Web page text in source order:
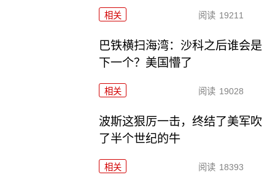
相关 阅读 19211
巴铁横扫海湾：沙科之后谁会是
下一个？美国懵了
相关 阅读 19028
波斯这狠厉一击，终结了美军吹
了半个世纪的牛
相关 阅读 18393